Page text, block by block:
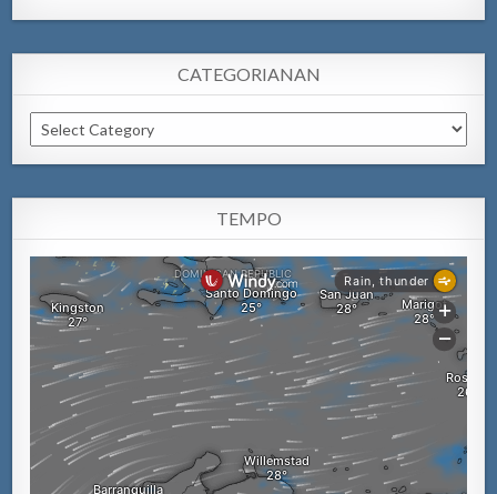
CATEGORIANAN
Categorianan
TEMPO